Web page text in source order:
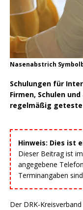
Nasenabstrich
Schulungen für
Firmen, Schulen
regelmäßig
Hinweis: Dies ist
Dieser Beitrag ist
angegebene
Terminangaben
Der DRK-